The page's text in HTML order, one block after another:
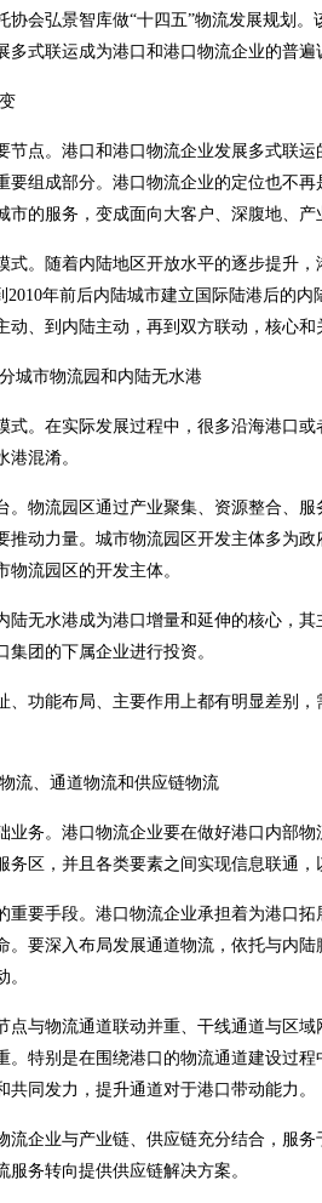
会弘景智库做“十四五”物流发展规划
式联运成为港口和港口物流企业的普遍
节点。港口和港口物流企业发展多式联
组成部分。港口物流企业的定位也不
的服务，变成面向大客户、深腹地、产
式。随着内陆地区开放水平的逐步提升
年前后内陆城市建立国际陆港后的
、到内陆主动，再到双方联动，核心和
城市物流园和内陆无水港
式。在实际发展过程中，很多沿海港口
混淆。
。物流园区通过产业聚集、资源整合、
动力量。城市物流园区开发主体多为
流园区的开发主体。
陆无水港成为港口增量和延伸的核心，
团的下属企业进行投资。
、功能布局、主要作用上都有明显差别
流、通道物流和供应链物流
业务。港口物流企业要在做好港口内部
区，并且各类要素之间实现信息联通，
重要手段。港口物流企业承担着为港口
要深入布局发展通道物流，依托与内
点与物流通道联动并重、干线通道与区
特别是在围绕港口的物流通道建设过
同发力，提升通道对于港口带动能力。
流企业与产业链、供应链充分结合，服
务转向提供供应链解决方案。